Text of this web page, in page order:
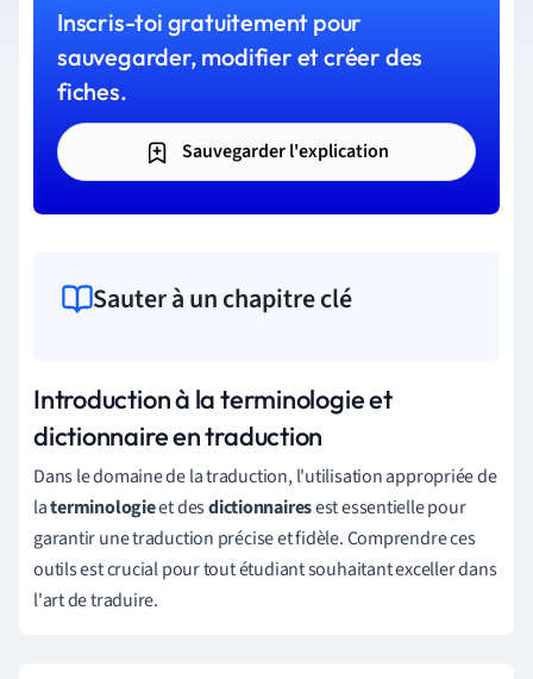
Inscris-toi gratuitement pour
sauvegarder, modifier et créer des
fiches.
Sauvegarder l'explication
Sauter à un chapitre clé
Introduction à la terminologie et
dictionnaire en traduction
Dans le domaine de la traduction, l'utilisation appropriée de
laterminologieet desdictionnairesest essentielle pour
garantir une traduction précise et fidèle. Comprendre ces
outils est crucial pour tout étudiant souhaitant exceller dans
l'art de traduire.